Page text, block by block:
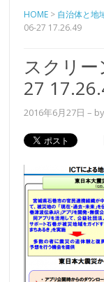
HOME > 自治体と地
06-27 17.26.49
スクリ
27
2016年6月27日 –